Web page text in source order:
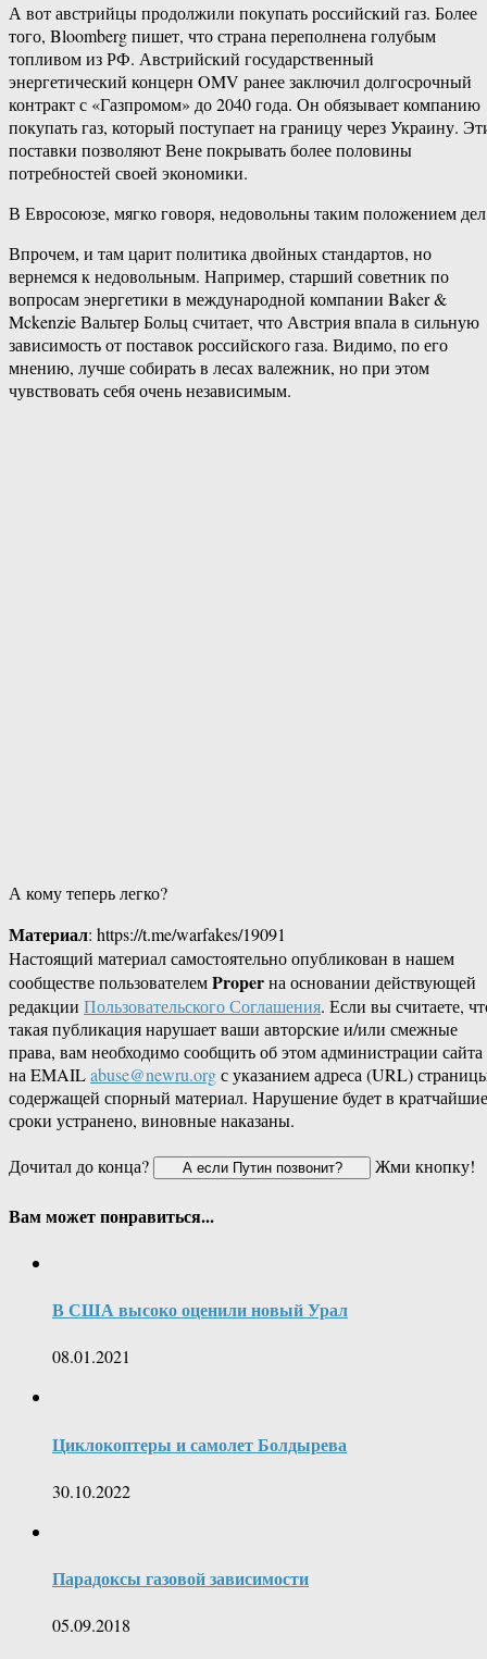
А вот австрийцы продолжили покупать российский газ. Более
того, Bloomberg пишет, что страна переполнена голубым
топливом из РФ. Австрийский государственный
энергетический концерн OMV ранее заключил долгосрочный
контракт с «Газпромом» до 2040 года. Он обязывает компанию
покупать газ, который поступает на границу через Украину.
поставки позволяют Вене покрывать более половины
потребностей своей экономики.
В Евросоюзе, мягко говоря, недовольны таким положением
Впрочем, и там царит политика двойных стандартов, но
вернемся к недовольным. Например, старший советник по
вопросам энергетики в международной компании Baker &
Mckenzie Вальтер Больц считает, что Австрия впала в сильную
зависимость от поставок российского газа. Видимо, по его
мнению, лучше собирать в лесах валежник, но при этом
чувствовать себя очень независимым.
А кому теперь легко?
Материал: https://t.me/warfakes/19091
Настоящий материал самостоятельно опубликован в нашем
сообществе пользователемProperна основании действующей
редакции Пользовательского Соглашения. Если вы считаете,
такая публикация нарушает ваши авторские и/или смежные
права, вам необходимо сообщить об этом администрации сайта
на EMAILabuse@newru.orgс указанием адреса (URL)
содержащей спорный материал. Нарушение будет в кратчайшие
сроки устранено, виновные наказаны.
Дочитал до конца?
Жми кнопку!
Вам может понравиться...
В США высоко оценили новый Урал
08.01.2021
Циклокоптеры и самолет Болдырева
30.10.2022
Парадоксы газовой зависимости
05.09.2018